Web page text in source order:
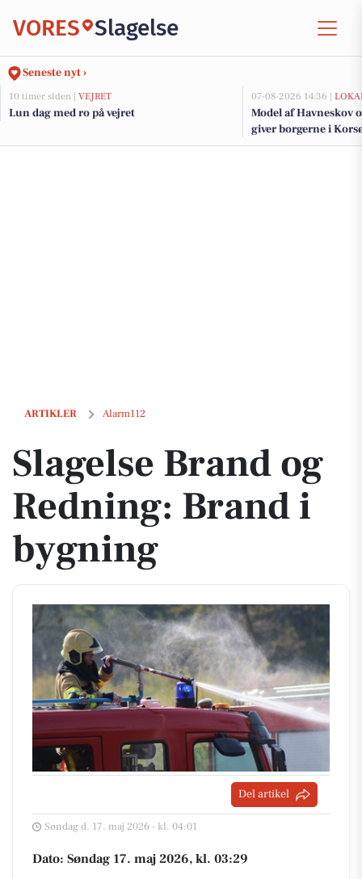
VORES Slagelse
Seneste nyt ›
10 timer siden | VEJRET
Lun dag med ro på vejret
07-08-2026 14:36 |
Model af Havneskov
giver borgerne i
kommende projekt
ARTIKLER Alarm112
Slagelse Brand og Redning: Brand i bygning
Slagelse Brand og
Redning: Brand i
bygning
Del artikel
Søndag d. 17. maj 2026 - kl. 04:01
Dato: Søndag 17. maj 2026, kl. 03:29